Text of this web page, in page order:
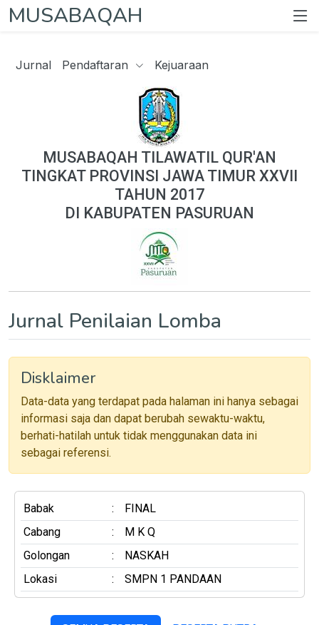
MUSABAQAH
Jurnal Pendaftaran Kejuaraan
MUSABAQAH TILAWATIL QUR'AN
TINGKAT PROVINSI JAWA TIMUR XXVII
TAHUN 2017
DI KABUPATEN PASURUAN
Jurnal Penilaian Lomba
Disklaimer
Data-data yang terdapat pada halaman ini hanya sebagai
informasi saja dan dapat berubah sewaktu-waktu,
berhati-hatilah untuk tidak menggunakan data ini
sebagai referensi.
Babak :
FINAL
Cabang
:
M K Q
Golongan
:
NASKAH
Lokasi
: SMPN 1 PANDAAN